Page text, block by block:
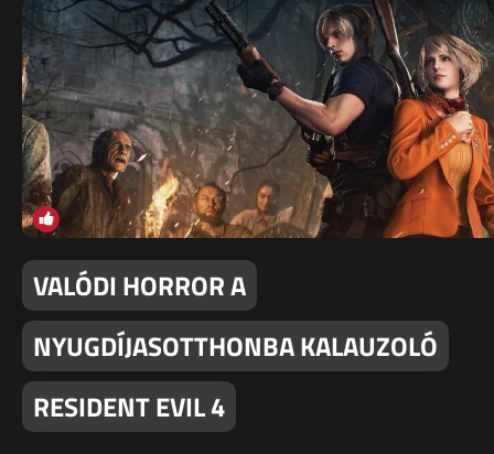
VALÓDI HORROR A
NYUGDÍJASOTTHONBA KALAUZOLÓ
RESIDENT EVIL 4